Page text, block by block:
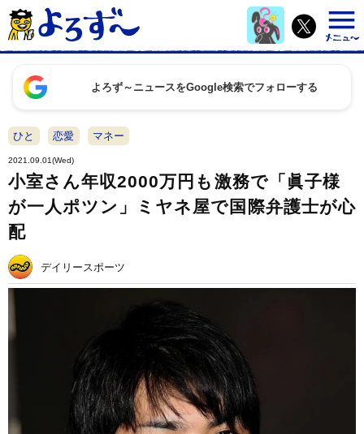
よろず～ニュースをGoogle検索でフォローする
ひと 恋愛 マネー
2021.09.01(Wed)
小室さん年収2000万円も激務で「眞子様
が一人ポツン」ミヤネ屋で国際弁護士が心
配
デイリースポーツ